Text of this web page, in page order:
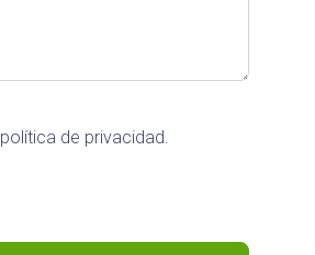
política de privacidad.